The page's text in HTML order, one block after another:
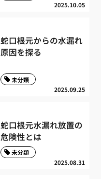
2025.10.05
蛇口根元からの水漏れ
原因を探る
2025.09.25
未分類
蛇口根元水漏れ放置の
危険性とは
2025.08.31
未分類